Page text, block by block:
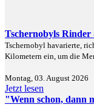
Tschernobyls Rinder
Tschernobyl havarierte,
Kilometern ein, um die
Montag, 03. August 2026
Jetzt lesen
"Wenn schon, dann